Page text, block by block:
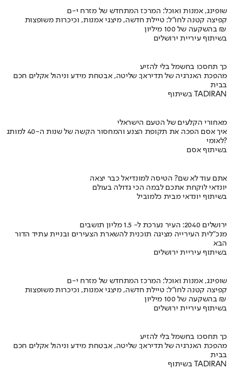
שופינג, אמנות ואוכל: המרכז המתחדש של מזרח י-ם
קפיצה קטנה לחו"ל: טיילת חדשה, מיצגי אמנות, וכיכרות משופצות
בהשקעה של 100 מיליון ₪
בשיתוף עיריית ירושלים
כך תחסכו בחשמל בלי להזיע
מהפכת האנרגיה של תדיראן: שליטה, אבטחת מידע וניהול אקלים חכם
בבית
בשיתוף TADIRAN
מאחורי הקלעים של הטעם הישראלי
איך אסם הפכה את תקופת הצנע והמחסור הקשה של שנות ה-40 למותג
לאומי?
בשיתוף אסם
אתם עוד לא שם? הטיסה למונדיאל כבר יצאה
יונדאי לוקחת אתכם לבמה הכי גדולה בעולם
בשיתוף יונדאי מבית כלמוביל
ירושלים 2040: העיר נערכת ל- 1.5 מליון תושבים
מנכ"לית העירייה מציגה תוכנית להשארת הצעירים ובניית עתיד הדור
הבא
בשיתוף עיריית ירושלים
שופינג, אמנות ואוכל: המרכז המתחדש של מזרח י-ם
קפיצה קטנה לחו"ל: טיילת חדשה, מיצגי אמנות, וכיכרות משופצות
בהשקעה של 100 מיליון ₪
בשיתוף עיריית ירושלים
כך תחסכו בחשמל בלי להזיע
מהפכת האנרגיה של תדיראן: שליטה, אבטחת מידע וניהול אקלים חכם
בבית
בשיתוף TADIRAN